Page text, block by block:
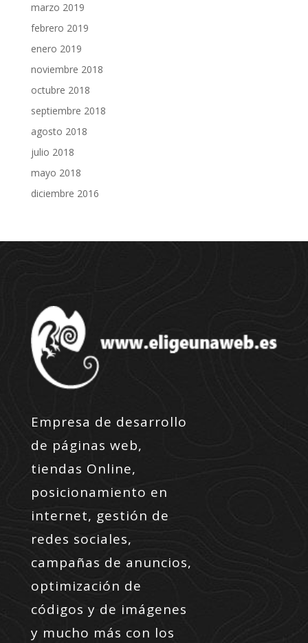
marzo 2019
febrero 2019
enero 2019
noviembre 2018
octubre 2018
septiembre 2018
agosto 2018
julio 2018
mayo 2018
diciembre 2016
Empresa de desarrollo
de páginas web,
tiendas Online,
posicionamiento en
internet, gestión de
redes sociales,
campañas de anuncios,
optimización de
códigos y de imágenes
y mucho más con los